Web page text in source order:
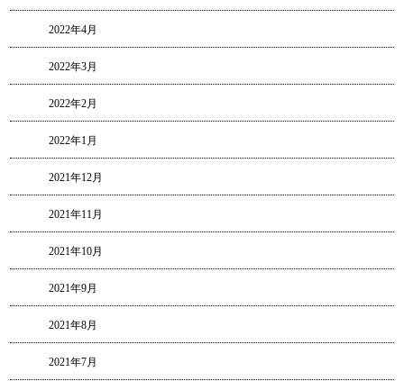
2022年4月
2022年3月
2022年2月
2022年1月
2021年12月
2021年11月
2021年10月
2021年9月
2021年8月
2021年7月